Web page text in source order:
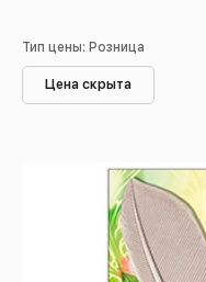
Тип цены: Розница
Цена скрыта